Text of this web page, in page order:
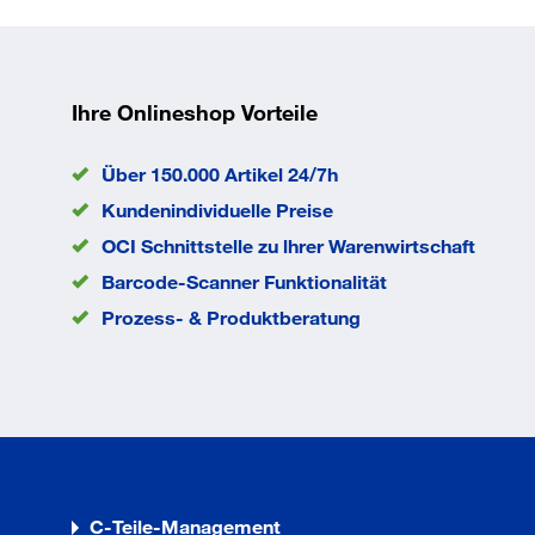
Ihre Onlineshop Vorteile
Über 150.000 Artikel 24/7h
Kundenindividuelle Preise
OCI Schnittstelle zu lhrer Warenwirtschaft
Barcode-Scanner Funktionalität
Prozess- & Produktberatung
C-Teile-Management